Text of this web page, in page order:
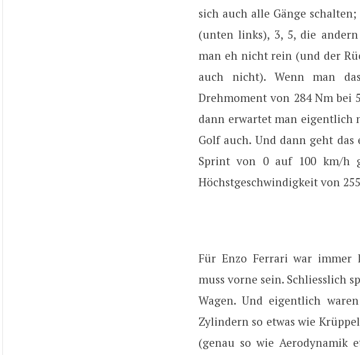
sich auch alle Gänge
(unten links), 3, 5, die
man eh nicht rein (und der
auch nicht). Wenn man
Drehmoment von 284 Nm bei
dann erwartet man eigentlich
Golf auch. Und dann geht
Sprint von 0 auf 100 km/h
Höchstgeschwindigkeit von
Für Enzo Ferrari war immer
muss vorne sein. Schliesslich
Wagen. Und eigentlich
Zylindern so etwas wie
(genau so wie Aerodynamik